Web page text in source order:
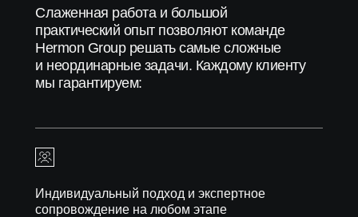
Слаженная работа и большой
практический опыт позволяют команде
Hermon Group решать самые сложные
и неординарные задачи. Каждому клиенту
мы гарантируем:
Индивидуальный подход и экспертное
сопровождение на любом этапе